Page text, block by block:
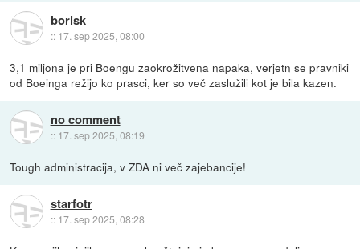
borisk
:: 17. sep 2025, 08:00
3,1 miljona je pri Boengu zaokrožitvena napaka, verjetn se pravniki
od Boeinga režijo ko prasci, ker so več zaslužili kot je bila kazen.
no comment
:: 17. sep 2025, 08:19
Tough administracija, v ZDA ni več zajebancije!
starfotr
:: 17. sep 2025, 08:28